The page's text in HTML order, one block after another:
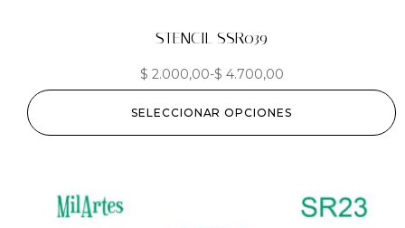
STENCIL SSR039
$ 2.000,00-$ 4.700,00
SELECCIONAR OPCIONES